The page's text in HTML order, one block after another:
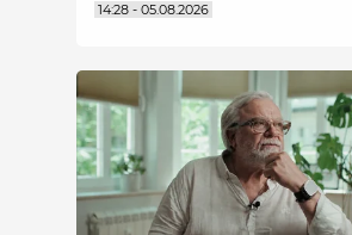
14:28 - 05.08.2026